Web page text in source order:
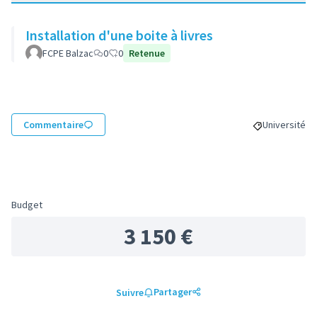
Installation d'une boite à livres
FCPE Balzac 0 0 Retenue
Commentaire Filtrer les
Université
Budget
3 150 €
Suivre Partager